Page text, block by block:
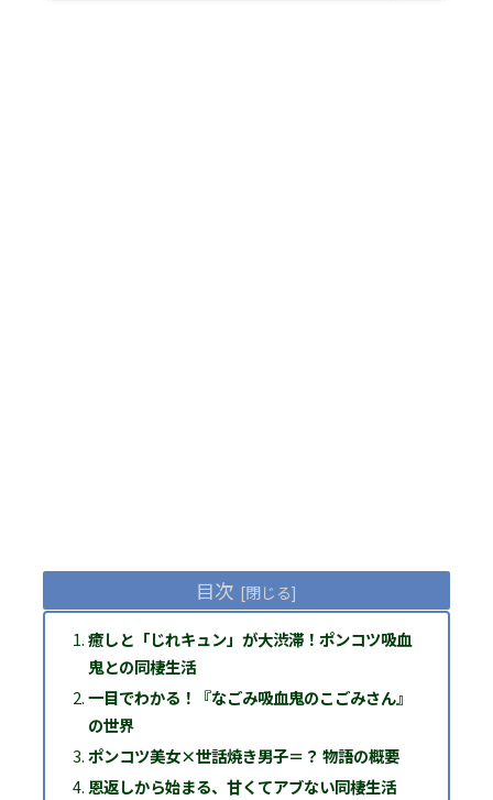
目次
癒しと「じれキュン」が大渋滞！ポンコツ吸血
鬼との同棲生活
一目でわかる！『なごみ吸血鬼のこごみさん』
の世界
ポンコツ美女×世話焼き男子＝？ 物語の概要
恩返しから始まる、甘くてアブない同棲生活